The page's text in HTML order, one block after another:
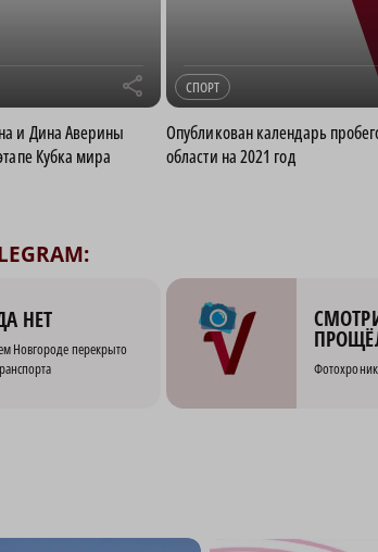
r
и Дина Аверины
Кубка мира
СПОРТ
Опубликован календарь
области на 2021 год
НЕТ
Новгороде перекрыто